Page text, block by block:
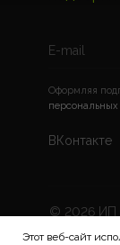
© 2026 ИП
Оформляя
ВКонтакте
Этот веб-сайт